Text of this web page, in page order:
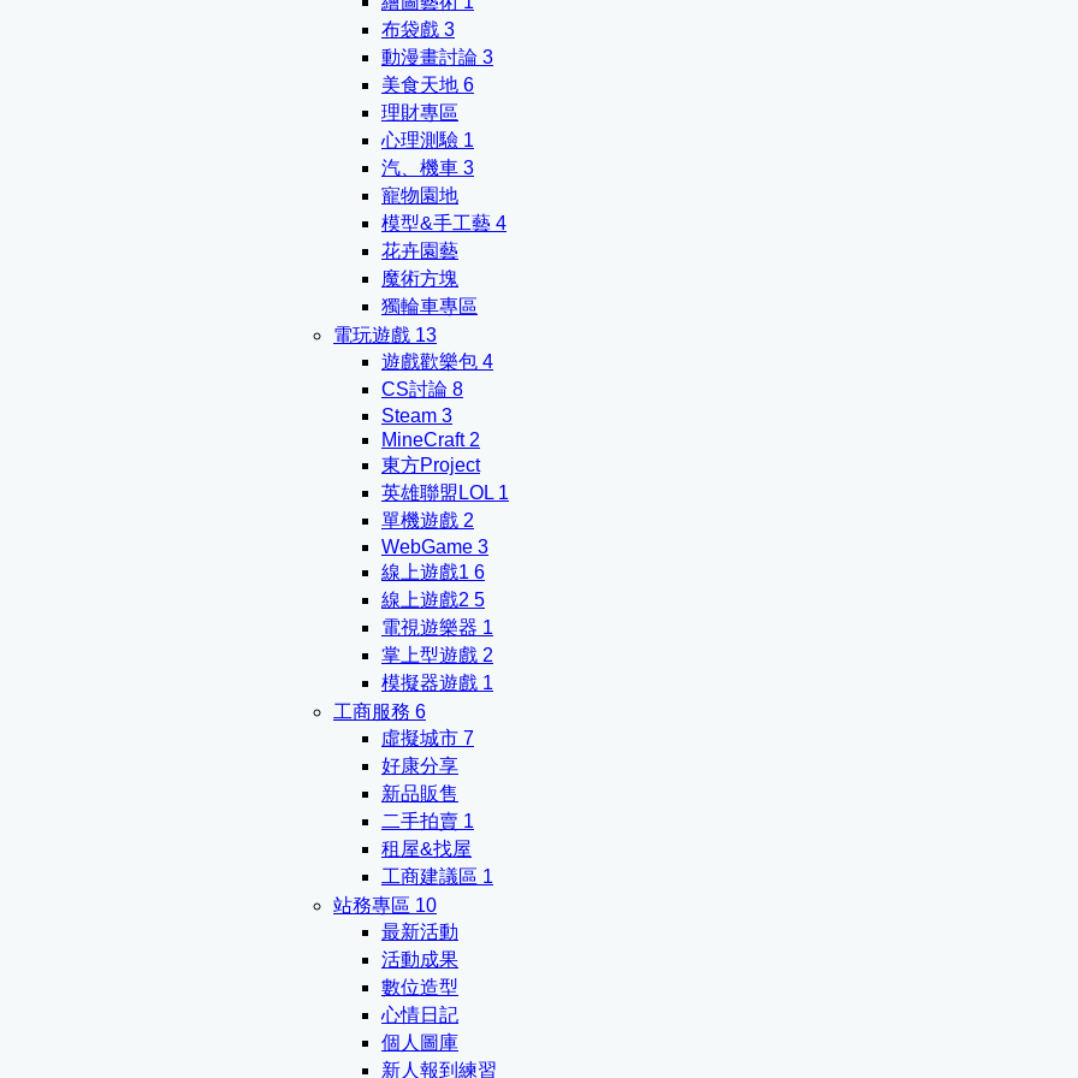
布袋戲 3
動漫畫討論 3
美食天地 6
理財專區
心理測驗 1
汽、機車 3
寵物園地
模型&手工藝 4
花卉園藝
魔術方塊
獨輪車專區
電玩遊戲 13
遊戲歡樂包 4
CS討論 8
Steam 3
MineCraft 2
東方Project
英雄聯盟LOL 1
單機遊戲 2
WebGame 3
線上遊戲1 6
線上遊戲2 5
電視遊樂器 1
掌上型遊戲 2
模擬器遊戲 1
工商服務 6
虛擬城市 7
好康分享
新品販售
二手拍賣 1
租屋&找屋
工商建議區 1
站務專區 10
最新活動
活動成果
數位造型
心情日記
個人圖庫
新人報到練習